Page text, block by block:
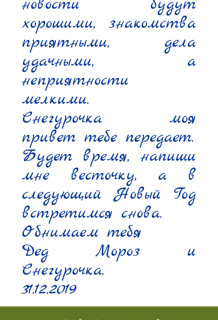
новости будут
хорошими, знакомства
приятными, дела
удачными, а
неприятности
мелкими.
Снегурочка моя
привет тебе передает.
Будет время, напиши
мне весточку, а в
следующий Новый Год
встретимся снова.
Обнимаем тебя
Дед Мороз и
Снегурочка.
31.12.2019